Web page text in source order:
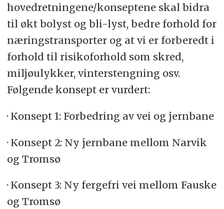
hovedretningene/konseptene skal bidra
til økt bolyst og bli-lyst, bedre forhold for
næringstransporter og at vi er forberedt i
forhold til risikoforhold som skred,
miljøulykker, vinterstengning osv.
Følgende konsept er vurdert:
· Konsept 1: Forbedring av vei og jernbane
· Konsept 2: Ny jernbane mellom Narvik
og Tromsø
· Konsept 3: Ny fergefri vei mellom Fauske
og Tromsø